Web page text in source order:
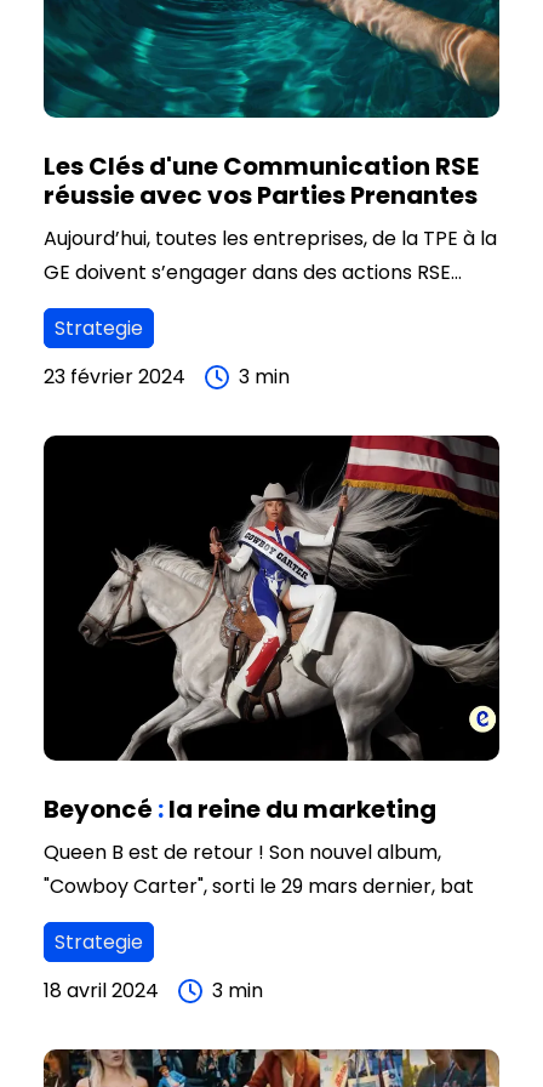
Les Clés d'une Communication RSE
réussie avec vos Parties Prenantes
Aujourd’hui, toutes les entreprises, de la TPE à la
GE doivent s’engager dans des actions RSE
(Responsabilité Sociétale des Entreprises) pour
maîtriser ses risques, gagner en performance
et surtout se développer durablement dans
Strategie
23 février 2024
3 min
Beyoncé :la reine du marketing
Queen B est de retour ! Son nouvel album,
"Cowboy Carter", sorti le 29 mars dernier, bat
déjà tous les records. En 24 heures seulement, il
a cumulé plus de 76 millions d'écoutes sur
Spotify, et 800 millions depuis sa sortie, ce qui
plateforme.
Strategie
18 avril 2024
3 min